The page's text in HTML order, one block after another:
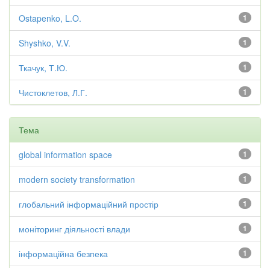
1
Ostapenko, L.O.
1
Shyshko, V.V.
1
Ткачук, Т.Ю.
1
Чистоклетов, Л.Г.
Тема
1
global information space
1
modern society transformation
1
глобальний інформаційний простір
1
моніторинг діяльності влади
1
інформаційна безпека